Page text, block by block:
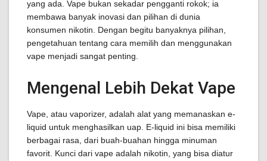
yang ada. Vape bukan sekadar pengganti rokok; ia
membawa banyak inovasi dan pilihan di dunia
konsumen nikotin. Dengan begitu banyaknya pilihan,
pengetahuan tentang cara memilih dan menggunakan
vape menjadi sangat penting.
Mengenal Lebih Dekat Vape
Vape, atau vaporizer, adalah alat yang memanaskan e-
liquid untuk menghasilkan uap. E-liquid ini bisa memiliki
berbagai rasa, dari buah-buahan hingga minuman
favorit. Kunci dari vape adalah nikotin, yang bisa diatur